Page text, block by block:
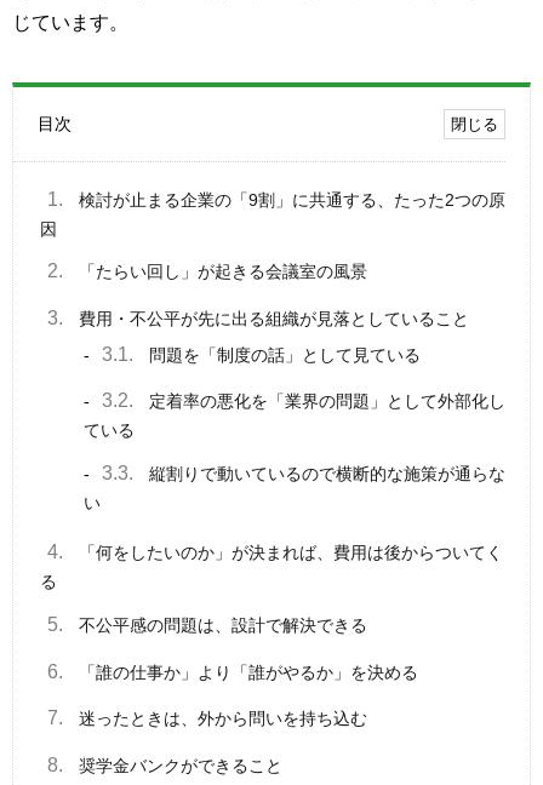
じています。
目次
1.
検討が止まる企業の「9割」に共通する、たった2つの原
因
2. 「たらい回し」が起きる会議室の風景
3. 費用・不公平が先に出る組織が見落としていること
3.1. 問題を「制度の話」として見ている
3.2.
定着率の悪化を「業界の問題」として外部化し
ている
3.3.
縦割りで動いているので横断的な施策が通らな
い
4.
「何をしたいのか」が決まれば、費用は後からついてく
る
5. 不公平感の問題は、設計で解決できる
6. 「誰の仕事か」より「誰がやるか」を決める
7. 迷ったときは、外から問いを持ち込む
8. 奨学金バンクができること